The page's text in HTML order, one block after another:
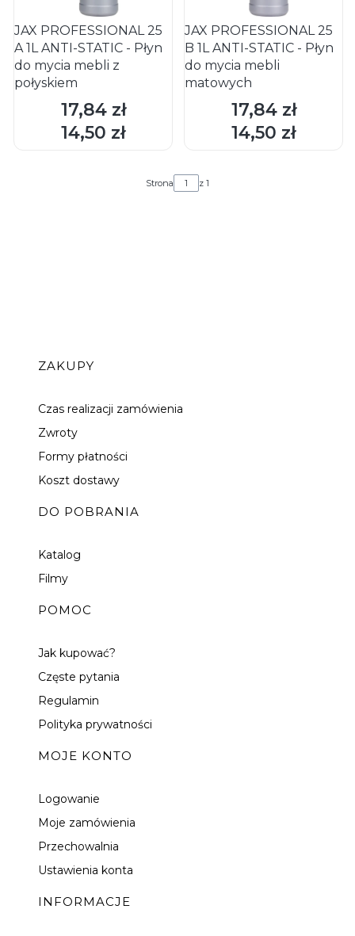
JAX PROFESSIONAL 25
A 1L ANTI-STATIC - Płyn
do mycia mebli z
połyskiem
Cena
17,84 zł
Cena
14,50 zł
DO KOSZYKA
JAX PROFESSIONAL 25
B 1L ANTI-STATIC - Płyn
do mycia mebli
matowych
Cena
17,84 zł
Cena
14,50 zł
DO KOSZYKA
Strona z 1
Linki w stopce
ZAKUPY
Czas realizacji zamówienia
Zwroty
Formy płatności
Koszt dostawy
DO POBRANIA
Katalog
Filmy
POMOC
Jak kupować?
Częste pytania
Regulamin
Polityka prywatności
MOJE KONTO
Logowanie
Moje zamówienia
Przechowalnia
Ustawienia konta
INFORMACJE